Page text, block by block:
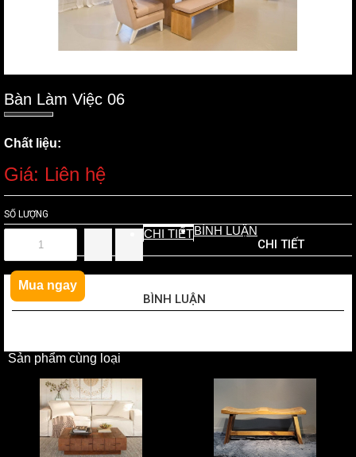
Bàn Làm Việc 06
Chất liệu:
Giá: Liên hệ
SỐ LƯỢNG
Mua ngay
CHI TIẾTBÌNH LUẬN
CHI TIẾT
BÌNH LUẬN
Sản phẩm cùng loại